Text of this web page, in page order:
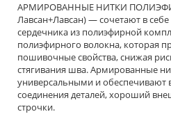
АРМИРОВАННЫЕ НИТКИ
Лавсан+Лавсан) — сочетают в
сердечника из полиэфирной
полиэфирного волокна, которая
пошивочные свойства, снижая
стягивания шва. Армированные
универсальными и обеспечивают
соединения деталей, хороший
строчки.